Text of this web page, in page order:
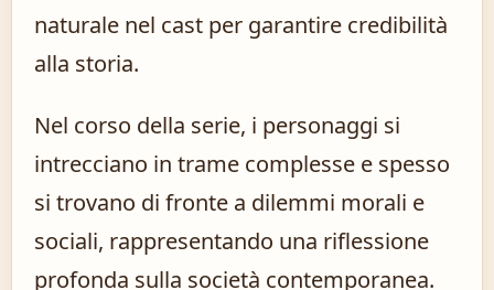
naturale nel cast per garantire credibilità
alla storia.
Nel corso della serie, i personaggi si
intrecciano in trame complesse e spesso
si trovano di fronte a dilemmi morali e
sociali, rappresentando una riflessione
profonda sulla società contemporanea.